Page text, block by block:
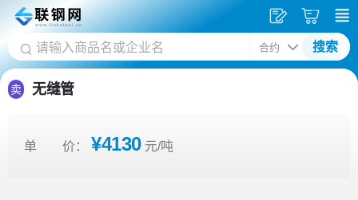
搜索
发
供
采
购
卖 无缝管
单 价： ¥4130 元/吨